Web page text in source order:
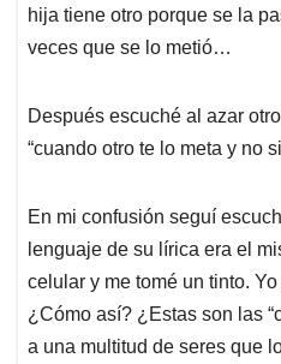
hija tiene otro porque se la
veces que se lo metió…
Después escuché al azar
“cuando otro te lo meta y no
En mi confusión seguí
lenguaje de su lírica era el
celular y me tomé un tinto.
¿Cómo así? ¿Estas son las
a una multitud de seres que